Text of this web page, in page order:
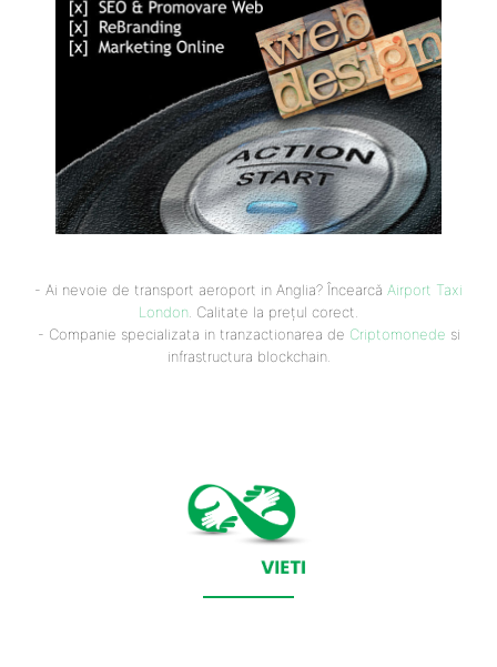
- Ai nevoie de transport aeroport in Anglia? Încearcă Airport Taxi
London . Calitate la prețul corect.
- Companie specializata in tranzactionarea de Criptomonede si
infrastructura blockchain.